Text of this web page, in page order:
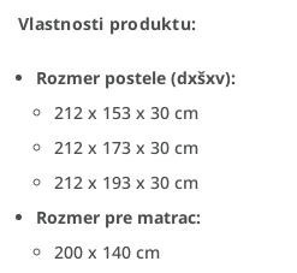
Vlastnosti produktu:
Rozmer postele (dxšxv):
212 x 153 x 30 cm
212 x 173 x 30 cm
212 x 193 x 30 cm
Rozmer pre matrac:
200 x 140 cm